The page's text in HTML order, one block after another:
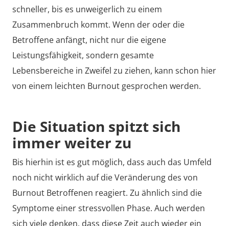
schneller, bis es unweigerlich zu einem
Zusammenbruch kommt. Wenn der oder die
Betroffene anfängt, nicht nur die eigene
Leistungsfähigkeit, sondern gesamte
Lebensbereiche in Zweifel zu ziehen, kann schon hier
von einem leichten Burnout gesprochen werden.
Die Situation spitzt sich
immer weiter zu
Bis hierhin ist es gut möglich, dass auch das Umfeld
noch nicht wirklich auf die Veränderung des von
Burnout Betroffenen reagiert. Zu ähnlich sind die
Symptome einer stressvollen Phase. Auch werden
sich viele denken, dass diese Zeit auch wieder ein